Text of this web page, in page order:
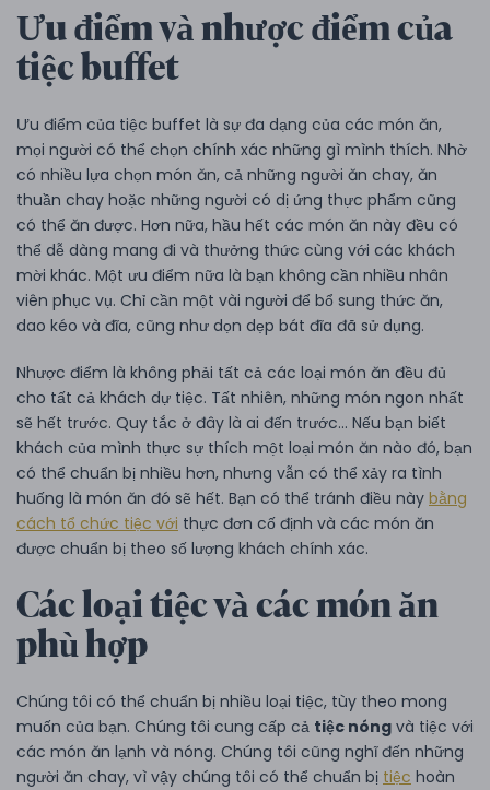
Ưu điểm và nhược điểm của
tiệc buffet
Ưu điểm của tiệc buffet là sự đa dạng của các món ăn,
mọi người có thể chọn chính xác những gì mình thích. Nhờ
có nhiều lựa chọn món ăn, cả những người ăn chay, ăn
thuần chay hoặc những người có dị ứng thực phẩm cũng
có thể ăn được. Hơn nữa, hầu hết các món ăn này đều có
thể dễ dàng mang đi và thưởng thức cùng với các khách
mời khác. Một ưu điểm nữa là bạn không cần nhiều nhân
viên phục vụ. Chỉ cần một vài người để bổ sung thức ăn,
dao kéo và đĩa, cũng như dọn dẹp bát đĩa đã sử dụng.
Nhược điểm là không phải tất cả các loại món ăn đều đủ
cho tất cả khách dự tiệc. Tất nhiên, những món ngon nhất
sẽ hết trước. Quy tắc ở đây là ai đến trước... Nếu bạn biết
khách của mình thực sự thích một loại món ăn nào đó, bạn
có thể chuẩn bị nhiều hơn, nhưng vẫn có thể xảy ra tình
huống là món ăn đó sẽ hết. Bạn có thể tránh điều này bằng
cách tổ chức tiệc với thực đơn cố định và các món ăn
được chuẩn bị theo số lượng khách chính xác.
Các loại tiệc và các món ăn
phù hợp
Chúng tôi có thể chuẩn bị nhiều loại tiệc, tùy theo mong
muốn của bạn. Chúng tôi cung cấp cả tiệc nóng và tiệc với
các món ăn lạnh và nóng. Chúng tôi cũng nghĩ đến những
người ăn chay, vì vậy chúng tôi có thể chuẩn bị tiệc hoàn